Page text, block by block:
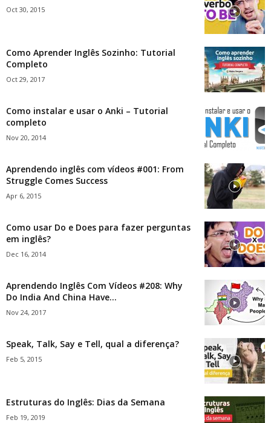
Oct 30, 2015
Como Aprender Inglês Sozinho: Tutorial
Completo
Oct 29, 2017
Como instalar e usar o Anki – Tutorial
completo
Nov 20, 2014
Aprendendo inglês com vídeos #001: From
Struggle Comes Success
Apr 6, 2015
Como usar Do e Does para fazer perguntas
em inglês?
Dec 16, 2014
Aprendendo Inglês Com Vídeos #208: Why
Do India And China Have...
Nov 24, 2017
Speak, Talk, Say e Tell, qual a diferença?
Feb 5, 2015
Estruturas do Inglês: Dias da Semana
Feb 19, 2019